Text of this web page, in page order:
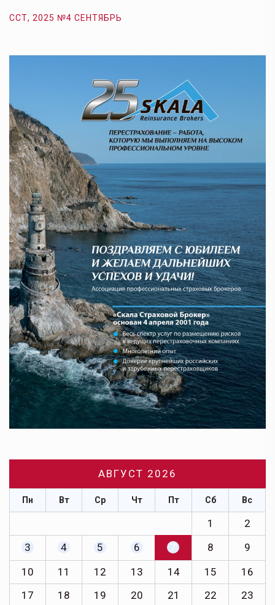
ССТ, 2025 №4 СЕНТЯБРЬ
АВГУСТ 2026
Пн Вт Ср Чт Пт Сб Вс
1
2
3
4 5 6 7 8
9
10
11 12 13 14 15
16
17
18 19 20 21 22
23